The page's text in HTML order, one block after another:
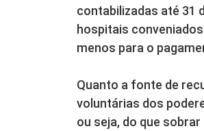
contabilizadas até 31
hospitais
menos para o
Quanto a fonte de
voluntárias dos
ou seja, do que